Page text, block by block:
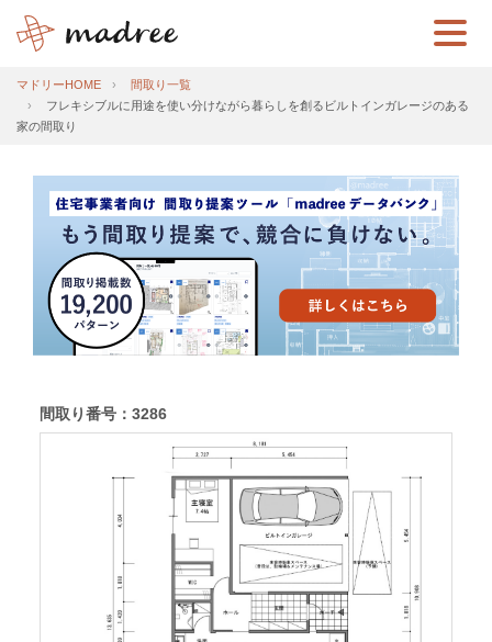
マドリーHOME
間取り一覧
フレキシブルに用途を使い分けながら暮らしを創るビルトインガレージのある
家の間取り
間取り番号：3286